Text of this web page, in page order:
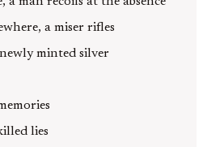
a miser rifles
minted silver
lies